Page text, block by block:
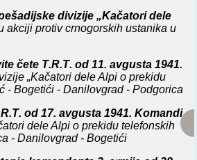
u s. Dolu (kod Stoca) Stolački
NOP odreda za Hercegovinu
a zatim razbio jednu
je na kamionima intervenisala iz
bataljona Operativnog štaba NOP
i južnu Dalmaciju, u
odbili napad ojačanog 52. puka
divizije „Kačatori dele
akciji protiv crnogorskih ustanika u
čete T.R.T. od 11. avgusta 1941.
„Kačatori dele Alpi o prekidu
- Bogetići - Danilovgrad - Podgorica
od 17. avgusta 1941. Komandi
dele Alpi o prekidu telefonskih
- Danilovgrad - Bogetići